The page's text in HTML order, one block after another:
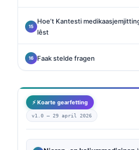
Hoe’t Kantesti
lêst
Faak stelde fragen
⚡ Koarte gearfetting
v1.0 — 29 april 2026